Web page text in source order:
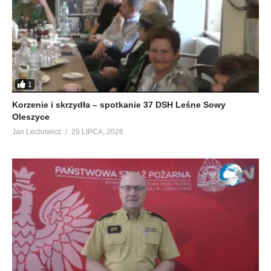
1
Korzenie i skrzydła – spotkanie 37 DSH Leśne Sowy
Oleszyce
Jan Lechowicz 25 LIPCA, 2026